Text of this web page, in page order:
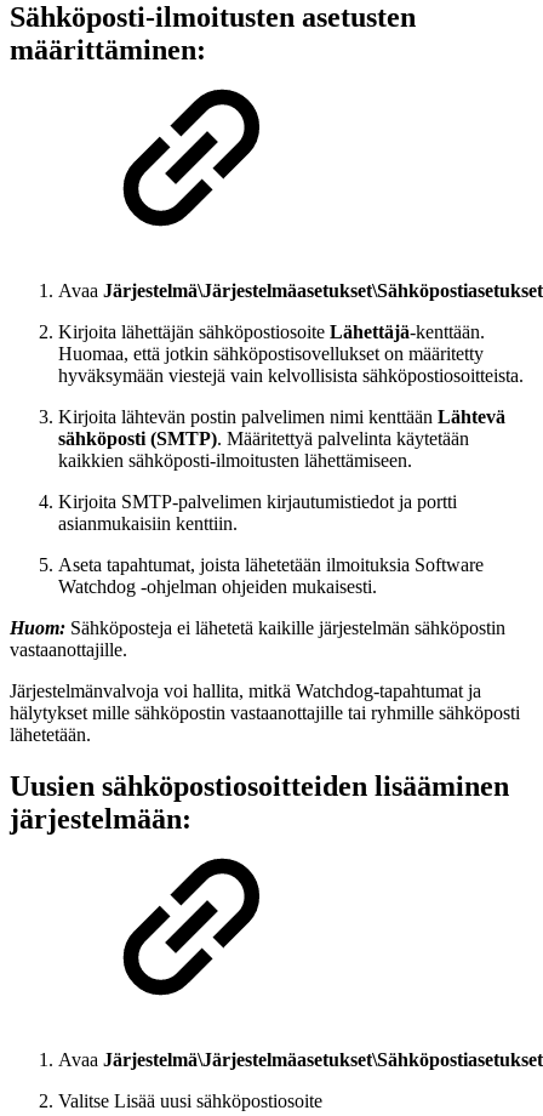
Sähköposti-ilmoitusten asetusten
määrittäminen:
Avaa Järjestelmä\Järjestelmäasetukset\Sähköpostiasetukset
Kirjoita lähettäjän sähköpostiosoite Lähettäjä-kenttään.
Huomaa, että jotkin sähköpostisovellukset on määritetty
hyväksymään viestejä vain kelvollisista sähköpostiosoitteista.
Kirjoita lähtevän postin palvelimen nimi kenttään Lähtevä
sähköposti (SMTP). Määritettyä palvelinta käytetään
kaikkien sähköposti-ilmoitusten lähettämiseen.
Kirjoita SMTP-palvelimen kirjautumistiedot ja portti
asianmukaisiin kenttiin.
Aseta tapahtumat, joista lähetetään ilmoituksia Software
Watchdog -ohjelman ohjeiden mukaisesti.
Huom: Sähköposteja ei lähetetä kaikille järjestelmän sähköpostin
vastaanottajille.
Järjestelmänvalvoja voi hallita, mitkä Watchdog-tapahtumat ja
hälytykset mille sähköpostin vastaanottajille tai ryhmille sähköposti
lähetetään.
Uusien sähköpostiosoitteiden lisääminen
järjestelmään:
Avaa Järjestelmä\Järjestelmäasetukset\Sähköpostiasetukset
Valitse Lisää uusi sähköpostiosoite